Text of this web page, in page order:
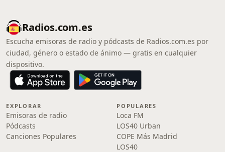
Radios.com.es
Escucha emisoras de radio y pódcasts de Radios.com.es por
ciudad, género o estado de ánimo — gratis en cualquier
dispositivo.
EXPLORAR
Emisoras de radio
Pódcasts
Canciones Populares
POPULARES
Loca FM
LOS40 Urban
COPE Más Madrid
LOS40